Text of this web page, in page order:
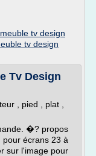
meuble tv design
tv design
Tv Design
, pied , plat ,
�? propos
pour écrans 23 à
sur l'image pour